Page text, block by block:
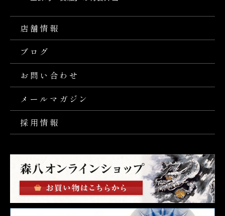
店舗情報
ブログ
お問い合わせ
メールマガジン
採用情報